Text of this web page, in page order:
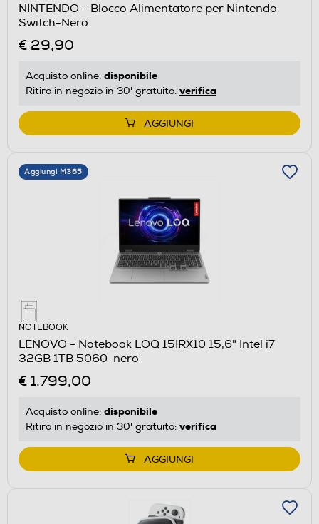
NINTENDO - Blocco Alimentatore per Nintendo
Switch-Nero
€ 29,90
Acquisto online: disponibile
Ritiro in negozio in 30' gratuito: verifica
AGGIUNGI
Aggiungi M365
NOTEBOOK
LENOVO - Notebook LOQ 15IRX10 15,6" Intel i7
32GB 1TB 5060-nero
€ 1.799,00
Acquisto online: disponibile
Ritiro in negozio in 30' gratuito: verifica
AGGIUNGI